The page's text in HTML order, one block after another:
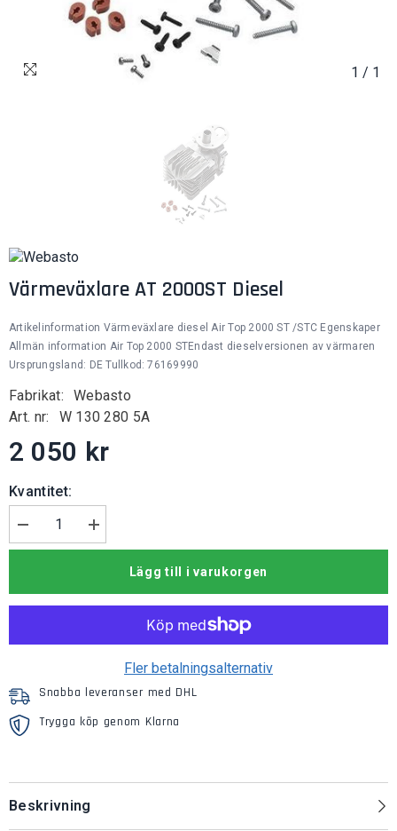
1 / 1
Värmeväxlare AT 2000ST Diesel
Artikelinformation Värmeväxlare diesel Air Top 2000 ST /STC Egenskaper
Allmän information Air Top 2000 STEndast dieselversionen av värmaren
Ursprungsland: DE Tullkod: 76169990
Fabrikat:
Webasto
Art. nr:
W 130 280 5A
2 050 kr
Kvantitet:
Minska
mängden
AT
Öka
kvantiteten
Värmeväxlare
AT
Lägg till i varukorgen
Fler betalningsalternativ
Snabba leveranser med DHL
Trygga köp genom Klarna
Beskrivning